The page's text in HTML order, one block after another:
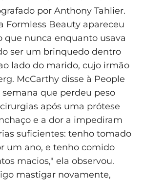
por Anthony Tahlier.
Formless Beauty apareceu
que nunca enquanto usava
ser um brinquedo dentro
lado do marido, cujo irmão
McCarthy disse à People
que perdeu peso
após uma prótese
e a dor a impediram
suficientes: tenho tomado
um ano, e tenho comido
macios," ela observou.
mastigar novamente,